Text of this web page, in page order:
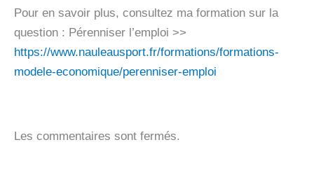
Pour en savoir plus, consultez ma formation sur la
question : Pérenniser l’emploi >>
https://www.nauleausport.fr/formations/formations-
modele-economique/perenniser-emploi
Les commentaires sont fermés.